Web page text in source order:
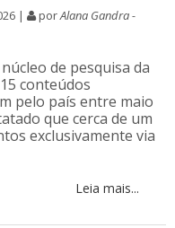
| porAlana Gandra -
de pesquisa da
conteúdos
pelo país entre maio
que cerca de um
exclusivamente via
Leia mais...